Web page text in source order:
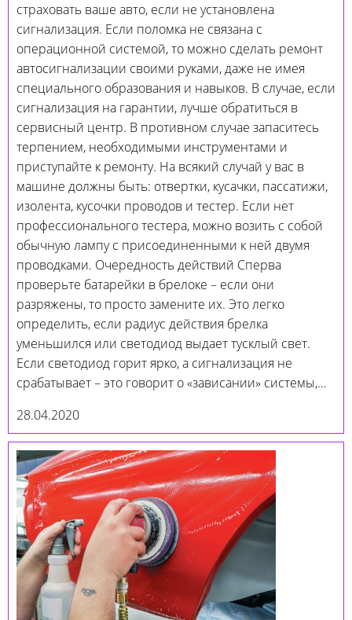
страховать ваше авто, если не установлена
сигнализация. Если поломка не связана с
операционной системой, то можно сделать ремонт
автосигнализации своими руками, даже не имея
специального образования и навыков. В случае, если
сигнализация на гарантии, лучше обратиться в
сервисный центр. В противном случае запаситесь
терпением, необходимыми инструментами и
приступайте к ремонту. На всякий случай у вас в
машине должны быть: отвертки, кусачки, пассатижи,
изолента, кусочки проводов и тестер. Если нет
профессионального тестера, можно возить с собой
обычную лампу с присоединенными к ней двумя
проводками. Очередность действий Сперва
проверьте батарейки в брелоке – если они
разряжены, то просто замените их. Это легко
определить, если радиус действия брелка
уменьшился или светодиод выдает тусклый свет.
Если светодиод горит ярко, а сигнализация не
срабатывает – это говорит о «зависании» системы,…
28.04.2020